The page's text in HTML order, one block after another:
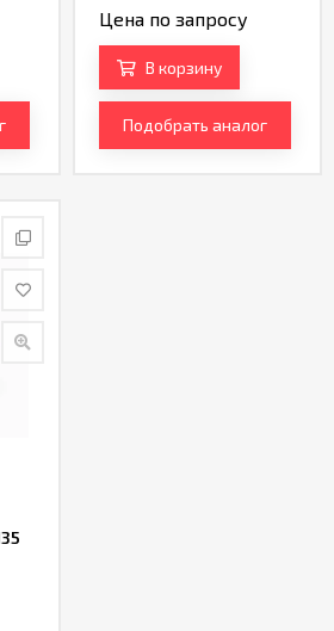
Цена по запросу
В корзину
Подобрать аналог